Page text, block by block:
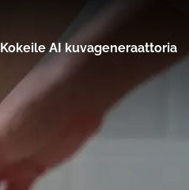
Kokeile AI kuvageneraattoria
English